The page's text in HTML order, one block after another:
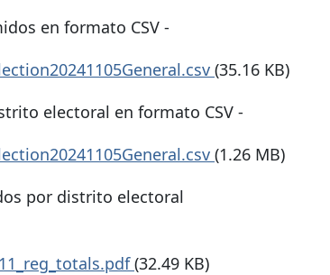
en formato CSV -
(35.16 KB)
electoral en formato CSV -
(1.26 MB)
por distrito electoral
(32.49 KB)